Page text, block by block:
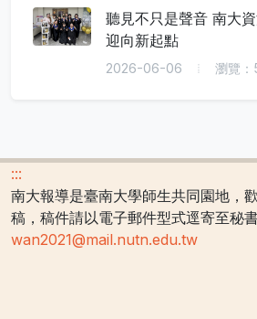
聽見不只是聲音 南大
迎向新起點
2026-06-06 瀏覽：
:::
南大報導是臺南大學師生共同園地，
稿，稿件請以電子郵件型式逕寄至秘
wan2021@mail.nutn.edu.tw